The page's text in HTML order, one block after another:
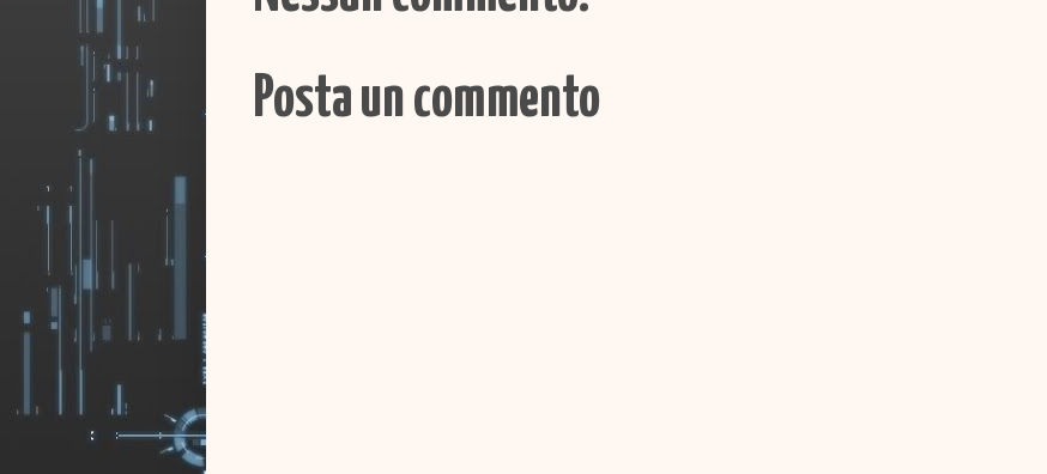
Posta un commento